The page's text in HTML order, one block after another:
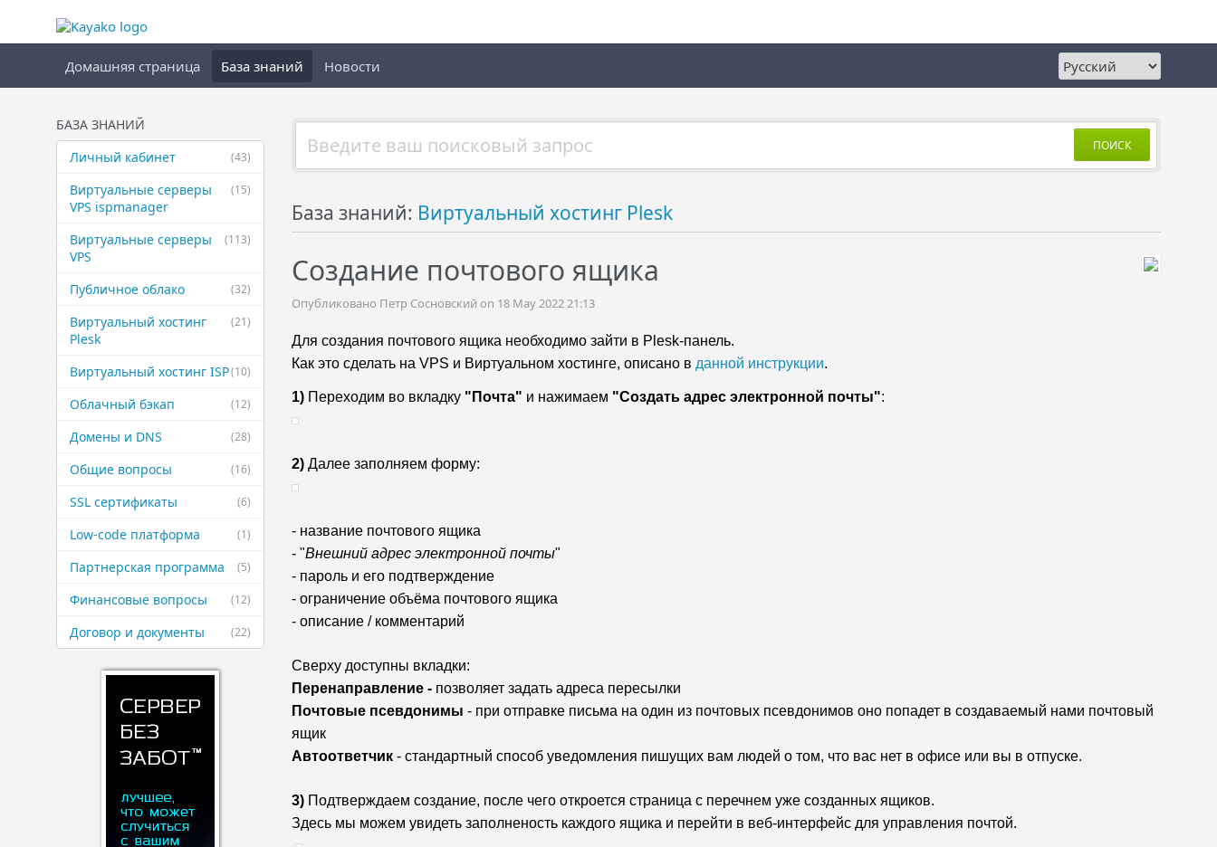
Домашняя страница База знаний Новости
БАЗА ЗНАНИЙ
(43)
Личный кабинет
(15)
Виртуальные ​серверы
VPS ispmanager
(113)
Виртуальные ​серверы
VPS
(32)
Публичное ​облако
(21)
Виртуальный ​хостинг
Plesk
(10)
Виртуальный ​хостинг ISP
(12)
Облачный бэкап
(28)
Домены и DNS
(16)
Общие вопросы
(6)
SSL сертификаты
(1)
Low-code платформа
(5)
Партнерская ​программа
(12)
Финансовые ​вопросы
(22)
Договор и ​документы
ПОИСК
База знаний: Виртуальный хостинг Plesk
Создание почтового ящика
Опубликовано Петр Сосновский on 18 May 2022 21:13
Для создания почтового ящика необходимо зайти в Plesk-панель.
Как это сделать на VPS и Виртуальном хостинге, описано в данной инструкции.
1) Переходим во вкладку "Почта" и нажимаем "Создать адрес электронной почты":
2) Далее заполняем форму:
- название почтового ящика
- "Внешний адрес электронной почты"
- пароль и его подтверждение
- ограничение объёма почтового ящика
- описание / комментарий
Сверху доступны вкладки:
Перенаправление - позволяет задать адреса пересылки
Почтовые псевдонимы - при отправке письма на один из почтовых псевдонимов оно попадет в создаваемый нами почтовый
ящик
Автоответчик - стандартный способ уведомления пишущих вам людей о том, что вас нет в офисе или вы в отпуске.
3) Подтверждаем создание, после чего откроется страница с перечнем уже созданных ящиков.
Здесь мы можем увидеть заполненость каждого ящика и перейти в веб-интерфейс для управления почтой.